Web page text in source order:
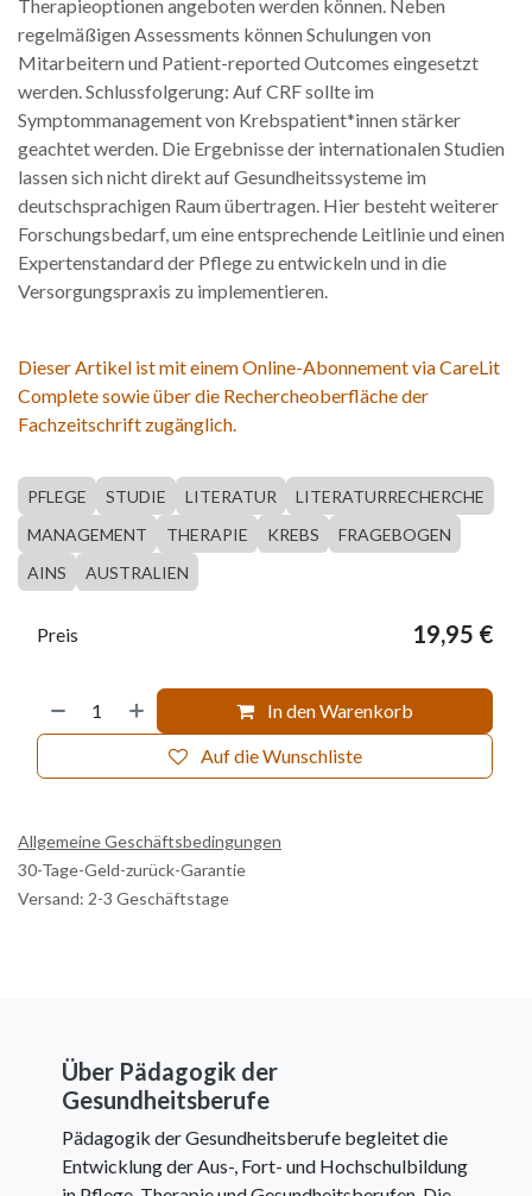
Therapieoptionen angeboten werden können. Neben
regelmäßigen Assessments können Schulungen von
Mitarbeitern und Patient-reported Outcomes eingesetzt
werden. Schlussfolgerung: Auf CRF sollte im
Symptommanagement von Krebspatient*innen stärker
geachtet werden. Die Ergebnisse der internationalen Studien
lassen sich nicht direkt auf Gesundheitssysteme im
deutschsprachigen Raum übertragen. Hier besteht weiterer
Forschungsbedarf, um eine entsprechende Leitlinie und einen
Expertenstandard der Pflege zu entwickeln und in die
Versorgungspraxis zu implementieren.
Dieser Artikel ist mit einem Online-Abonnement via CareLit
Complete sowie über die Rechercheoberfläche der
Fachzeitschrift zugänglich.
PFLEGE STUDIE LITERATUR
LITERATURRECHERCHE
MANAGEMENT
THERAPIE KREBS
FRAGEBOGEN
AINS
AUSTRALIEN
In den Warenkorb
Auf die Wunschliste
Preis 19,95 €
Allgemeine Geschäftsbedingungen
30-Tage-Geld-zurück-Garantie
Versand: 2-3 Geschäftstage
Über Pädagogik der
Gesundheitsberufe
Pädagogik der Gesundheitsberufe begleitet die
Entwicklung der Aus-, Fort- und Hochschulbildung